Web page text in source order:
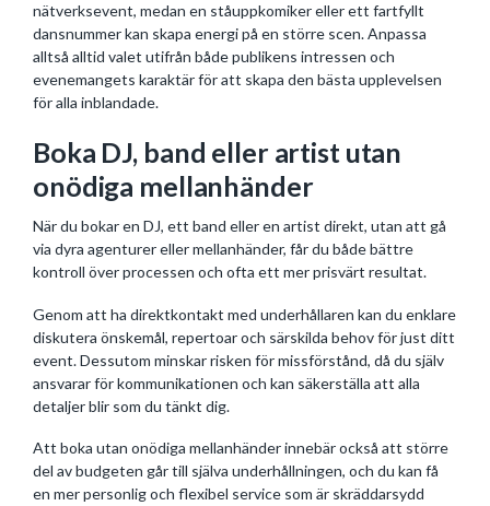
nätverksevent, medan en ståuppkomiker eller ett fartfyllt
dansnummer kan skapa energi på en större scen. Anpassa
alltså alltid valet utifrån både publikens intressen och
evenemangets karaktär för att skapa den bästa upplevelsen
för alla inblandade.
Boka DJ, band eller artist utan
onödiga mellanhänder
När du bokar en DJ, ett band eller en artist direkt, utan att gå
via dyra agenturer eller mellanhänder, får du både bättre
kontroll över processen och ofta ett mer prisvärt resultat.
Genom att ha direktkontakt med underhållaren kan du enklare
diskutera önskemål, repertoar och särskilda behov för just ditt
event. Dessutom minskar risken för missförstånd, då du själv
ansvarar för kommunikationen och kan säkerställa att alla
detaljer blir som du tänkt dig.
Att boka utan onödiga mellanhänder innebär också att större
del av budgeten går till själva underhållningen, och du kan få
en mer personlig och flexibel service som är skräddarsydd